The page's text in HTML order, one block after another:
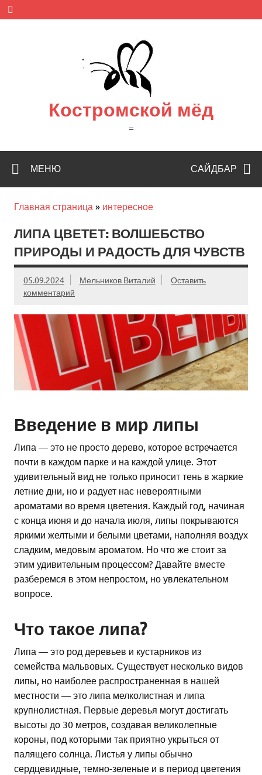
Skip
content
Костромской мёд
=
САЙДБАР
МЕНЮ
Главная страница » интересное
ЛИПА ЦВЕТЕТ: ВОЛШЕБСТВО
ПРИРОДЫ И РАДОСТЬ ДЛЯ ЧУВСТВ
05.09.2024 Мельников Виталий
Оставить
комментарий
Введение в мир липы
Липа — это не просто дерево, которое встречается
почти в каждом парке и на каждой улице. Этот
удивительный вид не только приносит тень в жаркие
летние дни, но и радует нас невероятными
ароматами во время цветения. Каждый год, начиная
с конца июня и до начала июля, липы покрываются
яркими желтыми и белыми цветами, наполняя воздух
сладким, медовым ароматом. Но что же стоит за
этим удивительным процессом? Давайте вместе
разберемся в этом непростом, но увлекательном
вопросе.
Что такое липа?
Липа — это род деревьев и кустарников из
семейства мальвовых. Существует несколько видов
липы, но наиболее распространенная в нашей
местности — это липа мелколистная и липа
крупнолистная. Первые деревья могут достигать
высоты до 30 метров, создавая великолепные
короны, под которыми так приятно укрыться от
палящего солнца. Листья у липы обычно
сердцевидные, темно-зеленые и в период цветения